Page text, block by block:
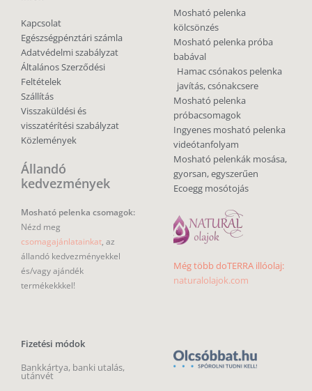
Kapcsolat
Egészségpénztári számla
Adatvédelmi szabályzat
Általános Szerződési
Feltételek
Szállítás
Visszaküldési és
visszatérítési szabályzat
Közlemények
Állandó
kedvezmények
Mosható pelenka csomagok:
Nézd meg
csomagajánlatainkat, az
állandó kedvezményekkel
és/vagy ajándék
termékekkkel!
Fizetési módok
Bankkártya, banki utalás,
utánvét
Mosható pelenka
kölcsönzés
Mosható pelenka próba
babával
Hamac csónakos pelenka
javítás, csónakcsere
Mosható pelenka
próbacsomagok
Ingyenes mosható pelenka
videótanfolyam
Mosható pelenkák mosása,
gyorsan, egyszerűen
Ecoegg mosótojás
Még több doTERRA illóolaj:
naturalolajok.com